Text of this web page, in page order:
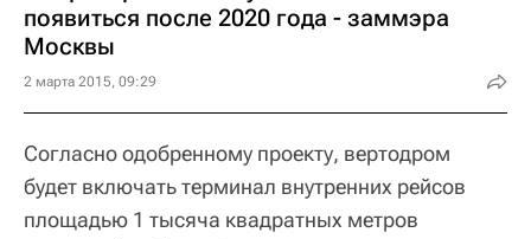
появиться после 2020 года - заммэра
Москвы
2 марта 2015, 09:29
Согласно одобренному проекту, вертодром
будет включать терминал внутренних рейсов
площадью 1 тысяча квадратных метров